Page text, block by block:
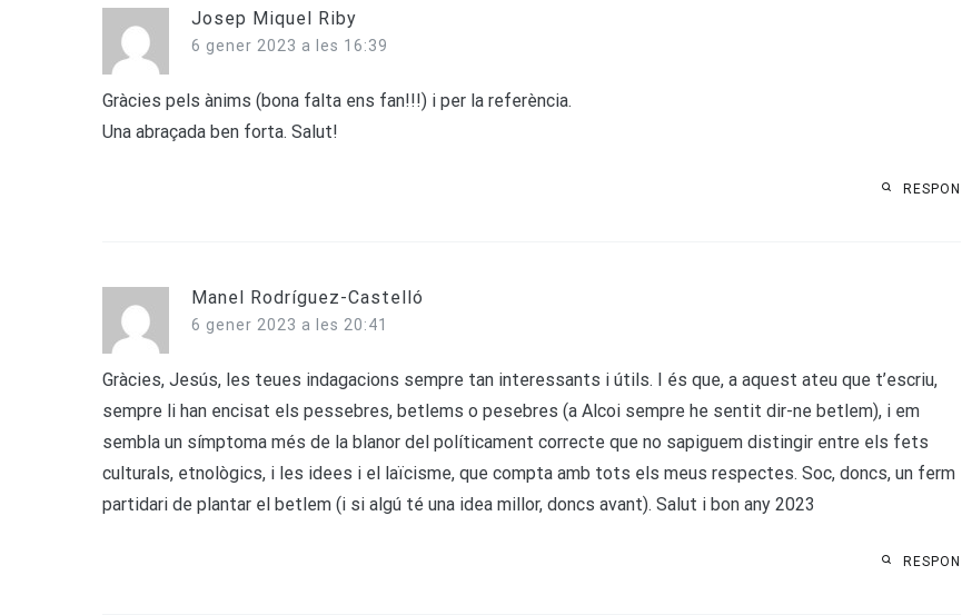
Josep Miquel Riby
6 gener 2023 a les 16:39
Gràcies pels ànims (bona falta ens fan!!!) i per la referència.
Una abraçada ben forta. Salut!
RESPON
Manel Rodríguez-Castelló
6 gener 2023 a les 20:41
Gràcies, Jesús, les teues indagacions sempre tan interessants i útils. I és que, a aquest ateu que t’escriu,
sempre li han encisat els pessebres, betlems o pesebres (a Alcoi sempre he sentit dir-ne betlem), i em
sembla un símptoma més de la blanor del políticament correcte que no sapiguem distingir entre els fets
culturals, etnològics, i les idees i el laïcisme, que compta amb tots els meus respectes. Soc, doncs, un ferm
partidari de plantar el betlem (i si algú té una idea millor, doncs avant). Salut i bon any 2023
RESPON